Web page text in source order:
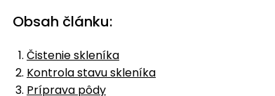
Obsah článku:
Čistenie skleníka
Kontrola stavu skleníka
Príprava pôdy